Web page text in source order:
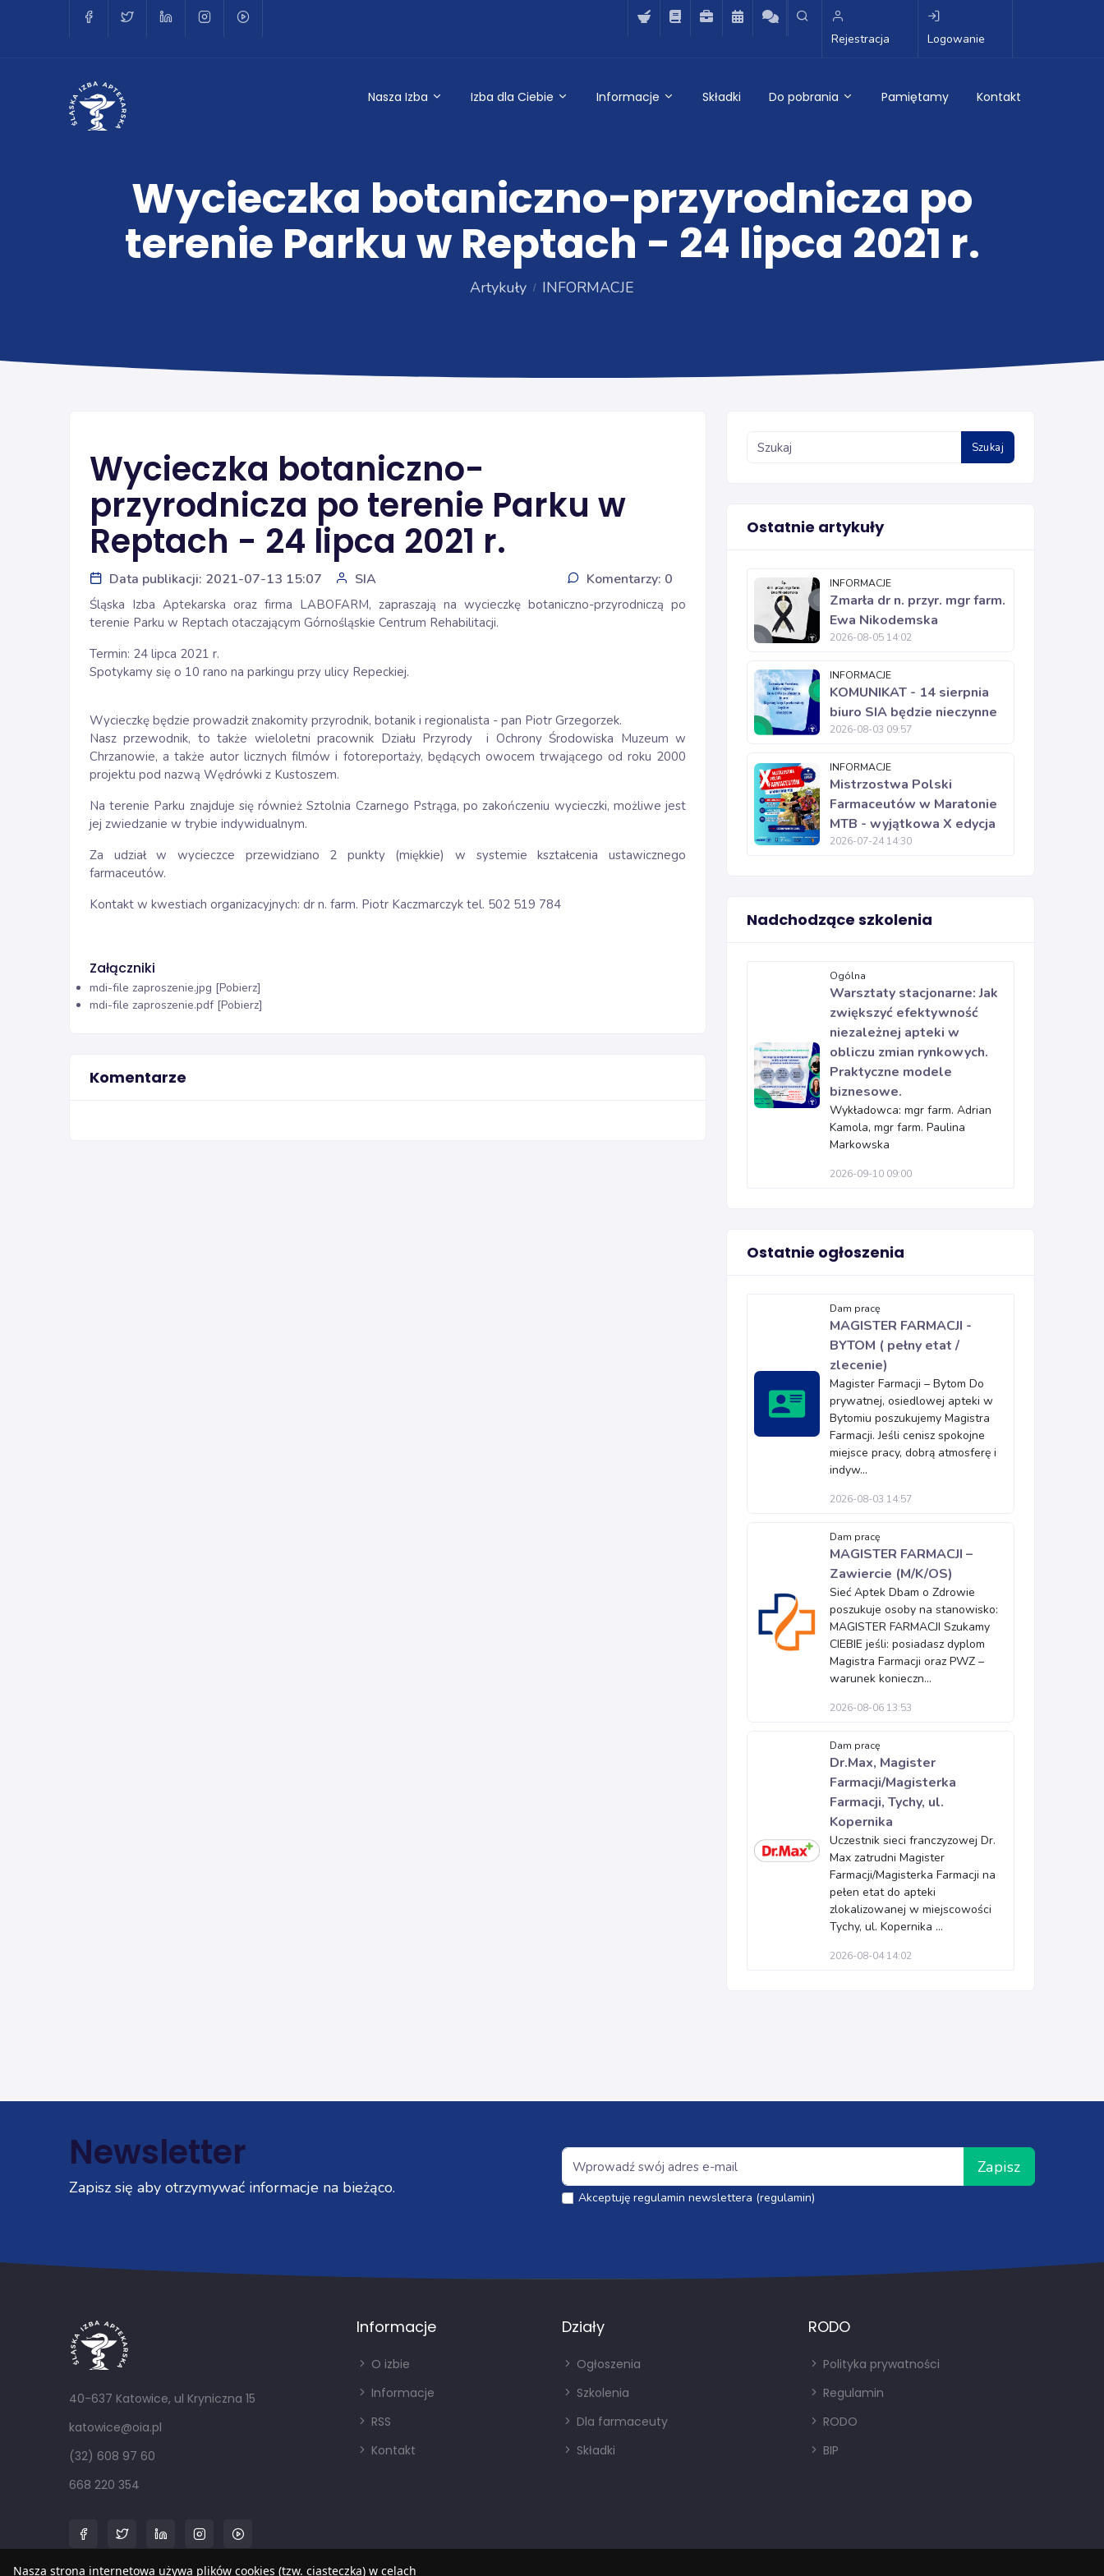
Rejestracja Logowanie
Nasza Izba Izba dla Ciebie Informacje Składki Do pobrania Pamiętamy Kontakt
Wycieczka botaniczno-przyrodnicza po
terenie Parku w Reptach - 24 lipca 2021 r.
Artykuły INFORMACJE
Wycieczka botaniczno-
przyrodnicza po terenie Parku w
Reptach - 24 lipca 2021 r.
Data publikacji: 2021-07-13 15:07 SIA Komentarzy: 0
Śląska Izba Aptekarska oraz firma LABOFARM, zapraszają na wycieczkę botaniczno-przyrodniczą po
terenie Parku w Reptach otaczającym Górnośląskie Centrum Rehabilitacji.
Termin: 24 lipca 2021 r.
Spotykamy się o 10 rano na parkingu przy ulicy Repeckiej.
Wycieczkę będzie prowadził znakomity przyrodnik, botanik i regionalista - pan Piotr Grzegorzek.
Nasz przewodnik, to także wieloletni pracownik Działu Przyrody i Ochrony Środowiska Muzeum w
Chrzanowie, a także autor licznych filmów i fotoreportaży, będących owocem trwającego od roku 2000
projektu pod nazwą Wędrówki z Kustoszem.
Na terenie Parku znajduje się również Sztolnia Czarnego Pstrąga, po zakończeniu wycieczki, możliwe jest
jej zwiedzanie w trybie indywidualnym.
Za udział w wycieczce przewidziano 2 punkty (miękkie) w systemie kształcenia ustawicznego
farmaceutów.
Kontakt w kwestiach organizacyjnych: dr n. farm. Piotr Kaczmarczyk tel. 502 519 784
Załączniki
mdi-file zaproszenie.jpg [Pobierz]
mdi-file zaproszenie.pdf [Pobierz]
Komentarze
Szukaj
Ostatnie artykuły
INFORMACJE
Zmarła dr n. przyr. mgr farm.
Ewa Nikodemska
2026-08-05 14:02
INFORMACJE
KOMUNIKAT - 14 sierpnia
biuro SIA będzie nieczynne
2026-08-03 09:57
INFORMACJE
Mistrzostwa Polski
Farmaceutów w Maratonie
MTB - wyjątkowa X edycja
2026-07-24 14:30
Nadchodzące szkolenia
Ogólna
Warsztaty stacjonarne: Jak
zwiększyć efektywność
niezależnej apteki w
obliczu zmian rynkowych.
Praktyczne modele
biznesowe.
Wykładowca: mgr farm. Adrian
Kamola, mgr farm. Paulina
Markowska
2026-09-10 09:00
Ostatnie ogłoszenia
Dam pracę
MAGISTER FARMACJI -
BYTOM ( pełny etat /
zlecenie)
Magister Farmacji – Bytom Do
prywatnej, osiedlowej apteki w
Bytomiu poszukujemy Magistra
Farmacji. Jeśli cenisz spokojne
miejsce pracy, dobrą atmosferę i
indyw...
2026-08-03 14:57
Dam pracę
MAGISTER FARMACJI –
Zawiercie (M/K/OS)
Sieć Aptek Dbam o Zdrowie
poszukuje osoby na stanowisko:
MAGISTER FARMACJI Szukamy
CIEBIE jeśli: posiadasz dyplom
Magistra Farmacji oraz PWZ –
warunek konieczn...
2026-08-06 13:53
Dam pracę
Dr.Max, Magister
Farmacji/Magisterka
Farmacji, Tychy, ul.
Kopernika
Uczestnik sieci franczyzowej Dr.
Max zatrudni Magister
Farmacji/Magisterka Farmacji na
pełen etat do apteki
zlokalizowanej w miejscowości
Tychy, ul. Kopernika ...
2026-08-04 14:02
Newsletter
Zapisz się aby otrzymywać informacje na bieżąco.
Zapisz
Akceptuję regulamin newslettera (regulamin)
40-637 Katowice, ul Kryniczna 15
katowice@oia.pl
(32) 608 97 60
668 220 354
Informacje
O izbie
Informacje
RSS
Kontakt
Działy
Ogłoszenia
Szkolenia
Dla farmaceuty
Składki
RODO
Polityka prywatności
Regulamin
RODO
BIP
Nasza strona internetowa używa plików cookies (tzw. ciasteczka) w celach